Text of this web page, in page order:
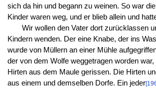
sich da hin und begann zu weinen. So war
Kinder waren weg, und er blieb allein und
Wir wollen den Vater dort zurücklassen
Kindern wenden. Der eine Knabe, der ins
wurde von Müllern an einer Mühle
der von dem Wolfe weggetragen worden
Hirten aus dem Maule gerissen. Die Hirten
aus einem und demselben Dorfe. Ein jeder